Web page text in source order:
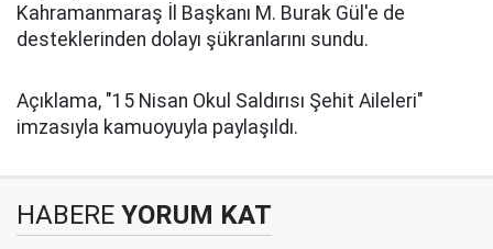
Kahramanmaraş İl Başkanı M. Burak Gül'e de
desteklerinden dolayı şükranlarını sundu.
Açıklama, "15 Nisan Okul Saldırısı Şehit Aileleri"
imzasıyla kamuoyuyla paylaşıldı.
HABERE YORUM KAT